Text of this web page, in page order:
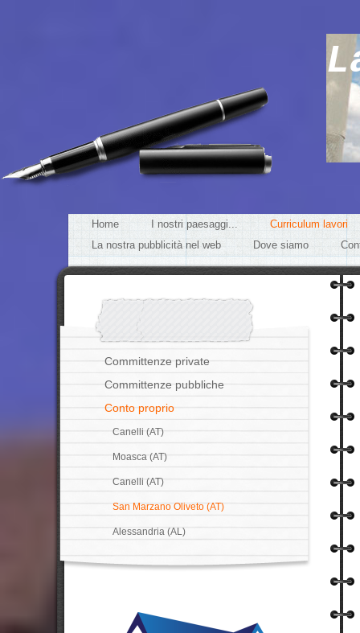
Home I nostri paesaggi...
Curriculum lavori
La nostra pubblicità nel web
Dove siamo
Committenze private
Committenze pubbliche
Conto proprio
Canelli (AT)
Moasca (AT)
Canelli (AT)
San Marzano Oliveto (AT)
Alessandria (AL)